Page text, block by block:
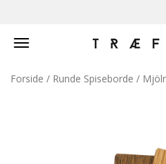
Toggle
Forside / Runde Spiseborde /